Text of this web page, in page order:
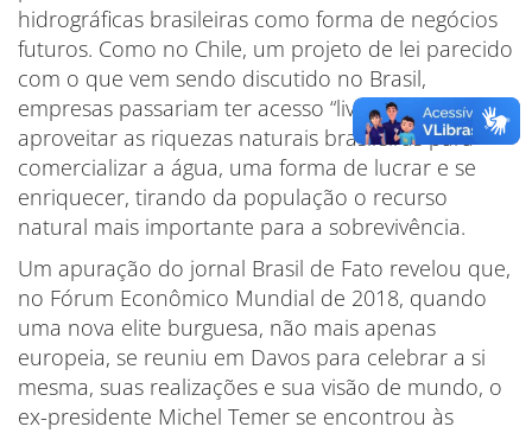
hidrográficas brasileiras como forma de negócios
futuros. Como no Chile, um projeto de lei parecido
com o que vem sendo discutido no Brasil,
empresas passariam ter acesso “livre” podendo
aproveitar as riquezas naturais brasileiras para
comercializar a água, uma forma de lucrar e se
enriquecer, tirando da população o recurso
natural mais importante para a sobrevivência.
Um apuração do jornal Brasil de Fato revelou que,
no Fórum Econômico Mundial de 2018, quando
uma nova elite burguesa, não mais apenas
europeia, se reuniu em Davos para celebrar a si
mesma, suas realizações e sua visão de mundo, o
ex-presidente Michel Temer se encontrou às